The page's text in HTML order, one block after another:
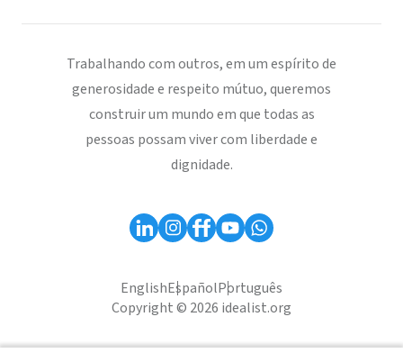
Trabalhando com outros, em um espírito de
generosidade e respeito mútuo, queremos
construir um mundo em que todas as
pessoas possam viver com liberdade e
dignidade.
EnglishEspañolPortuguês
Copyright © 2026 idealist.org